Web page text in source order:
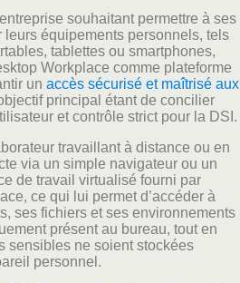
souhaitant permettre à ses
leurs équipements personnels, tels
tablettes ou smartphones,
Workplace comme plateforme
un accès sécurisé et maîtrisé aux
principal étant de concilier
et contrôle strict pour la DSI.
travaillant à distance ou en
via un simple navigateur ou un
de travail virtualisé fourni par
ce qui lui permet d’accéder à
ses fichiers et ses environnements
présent au bureau, tout en
sensibles ne soient stockées
personnel.